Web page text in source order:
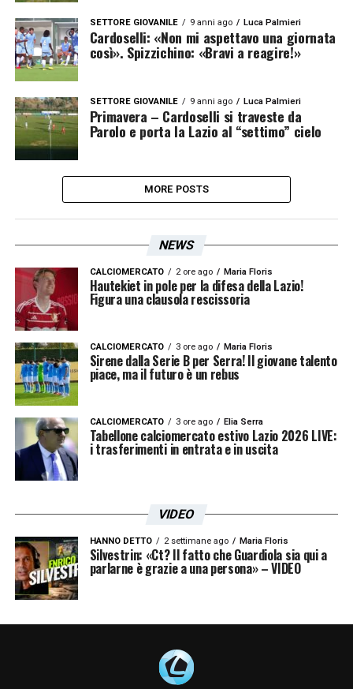
SETTORE GIOVANILE 9 anni ago Luca Palmieri
Cardoselli: «Non mi aspettavo una giornata
così». Spizzichino: «Bravi a reagire!»
SETTORE GIOVANILE 9 anni ago Luca Palmieri
Primavera – Cardoselli si traveste da
Parolo e porta la Lazio al “settimo” cielo
MORE POSTS
NEWS
CALCIOMERCATO 2 ore ago Maria Floris
Hautekiet in pole per la difesa della Lazio!
Figura una clausola rescissoria
CALCIOMERCATO 3 ore ago Maria Floris
Sirene dalla Serie B per Serra! Il giovane talento
piace, ma il futuro è un rebus
CALCIOMERCATO 3 ore ago Elia Serra
Tabellone calciomercato estivo Lazio 2026 LIVE:
i trasferimenti in entrata e in uscita
VIDEO
HANNO DETTO 2 settimane ago Maria Floris
Silvestrin: «Ct? Il fatto che Guardiola sia qui a
parlarne è grazie a una persona» – VIDEO